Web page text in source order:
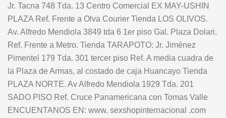
Jr. Tacna 748 Tda. 13 Centro Comercial EX MAY-USHIN
PLAZA Ref. Frente a Olva Courier Tienda LOS OLIVOS.
Av. Alfredo Mendiola 3849 tda 6 1er piso Gal. Plaza Dolari.
Ref. Frente a Metro. Tienda TARAPOTO: Jr. Jiménez
Pimentel 179 Tda. 301 tercer piso Ref. A media cuadra de
la Plaza de Armas, al costado de caja Huancayo Tienda
PLAZA NORTE. Av Alfredo Mendiola 1929 Tda. 201
SADO PISO Ref. Cruce Panamericana con Tomas Valle
ENCUENTANOS EN: www. sexshopinternacional .com